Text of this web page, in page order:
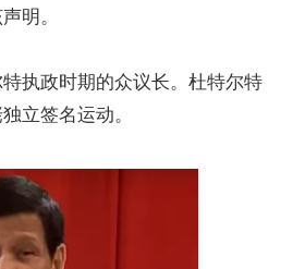
明。
政时期的众议长。杜特尔特
立签名运动。